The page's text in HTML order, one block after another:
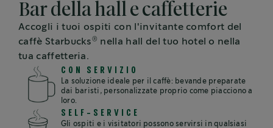
Bar della hall e caffetterie
Accogli i tuoi ospiti con l'invitante comfort del
caffè Starbucks ® nella hall del tuo hotel o nella
tua caffetteria.
CON SERVIZIO
La soluzione ideale per il caffè: bevande preparate
dai baristi, personalizzate proprio come piacciono a
loro.
SELF-SERVICE
Gli ospiti e i visitatori possono servirsi in qualsiasi